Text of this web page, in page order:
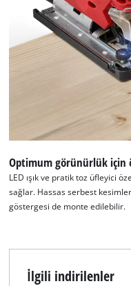
Optimum görünürlük için
LED ışık ve pratik toz üfleyici
sağlar. Hassas serbest
göstergesi de monte edilebilir.
İlgili indirilenler